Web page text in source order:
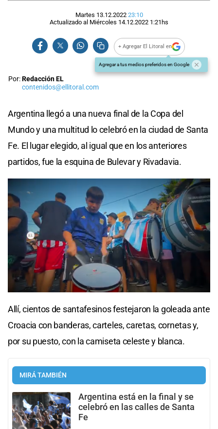
Martes 13.12.2022 23:10
Actualizado al Miércoles 14.12.2022 1:21hs
+ Agregar El Litoral en
Agregar a tus medios preferidos en Google
Por:Redacción EL
contenidos@ellitoral.com
Argentina llegó a una nueva final de la Copa del
Mundo y una multitud lo celebró en la ciudad de Santa
Fe. El lugar elegido, al igual que en los anteriores
partidos, fue la esquina de Bulevar y Rivadavia.
Allí, cientos de santafesinos festejaron la goleada ante
Croacia con banderas, carteles, caretas, cornetas y,
por su puesto, con la camiseta celeste y blanca.
MIRÁ TAMBIÉN
Argentina está en la final y se
celebró en las calles de Santa
Fe